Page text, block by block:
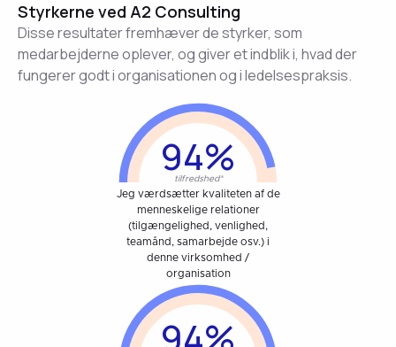
Styrkerne ved A2 Consulting
Disse resultater fremhæver de styrker, som
medarbejderne oplever, og giver et indblik i, hvad der
fungerer godt i organisationen og i ledelsespraksis.
94%
tilfredshed*
Jeg værdsætter kvaliteten af de
menneskelige relationer
(tilgængelighed, venlighed,
teamånd, samarbejde osv.) i
denne virksomhed /
organisation